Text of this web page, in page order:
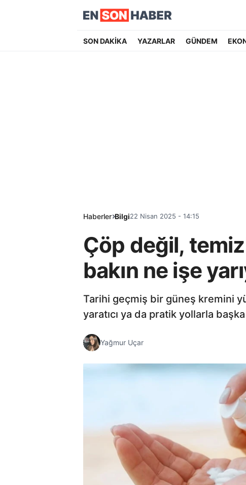
SON DAKİKA YAZARLAR GÜNDEM
Haberler Bilgi22 Nisan 2025 - 14:15
Çöp değil,
bakın ne işe
Tarihi geçmiş bir güneş kremini
yaratıcı ya da pratik yollarla
Yağmur Uçar